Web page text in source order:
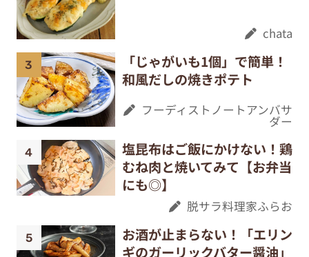
chata
「じゃがいも1個」で簡単！
和風だしの焼きポテト
フーディストノートアンバサ
ダー
塩昆布はご飯にかけない！鶏
むね肉と焼いてみて【お弁当
にも◎】
脱サラ料理家ふらお
お酒が止まらない！「エリン
ギのガーリックバター醤油」